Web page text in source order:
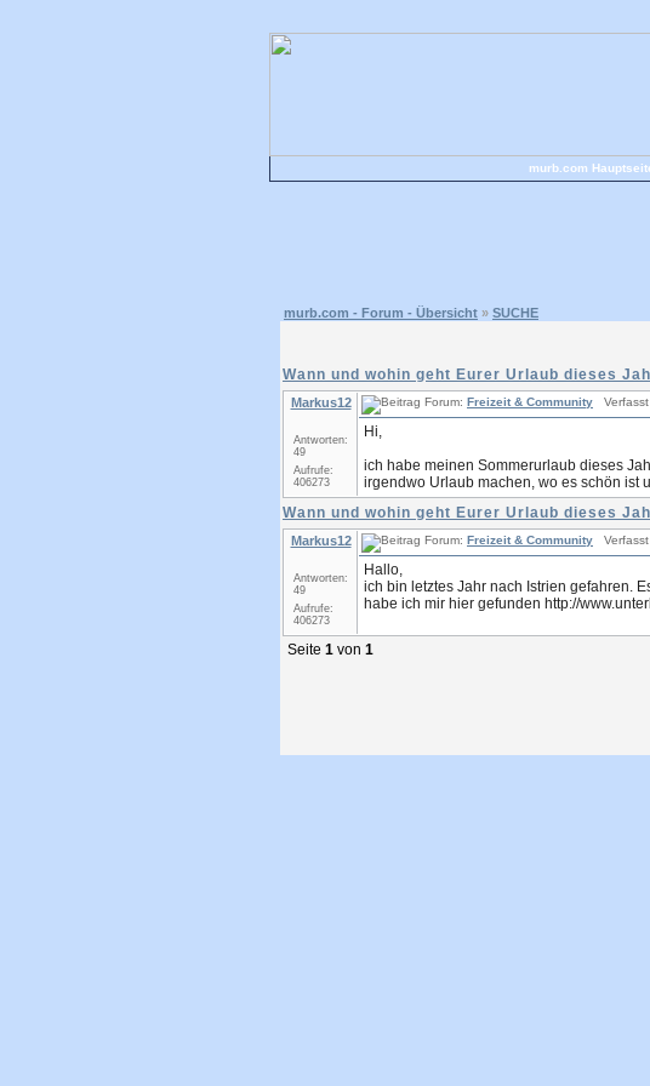
murb.com
murb.com - Forum - Übersicht » SUCHE
Wann und wohin geht Eurer Urlaub dieses
Markus12
Antworten:
49
Aufrufe:
406273
Forum: Freizeit & Community
Hi,
ich habe meinen Sommerurlaub dieses
irgendwo Urlaub machen, wo es schön ist
Wann und wohin geht Eurer Urlaub dieses
Markus12
Antworten:
49
Aufrufe:
406273
Forum: Freizeit & Community
Hallo,
ich bin letztes Jahr nach Istrien gefahren.
habe ich mir hier gefunden http://
Seite 1 von 1